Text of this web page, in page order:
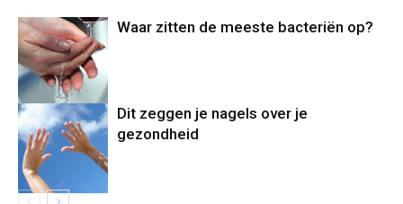
Waar zitten de meeste bacteriën op?
Dit zeggen je nagels over je
gezondheid